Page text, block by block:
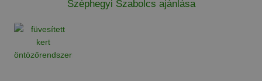
Széphegyi Szabolcs ajánlása